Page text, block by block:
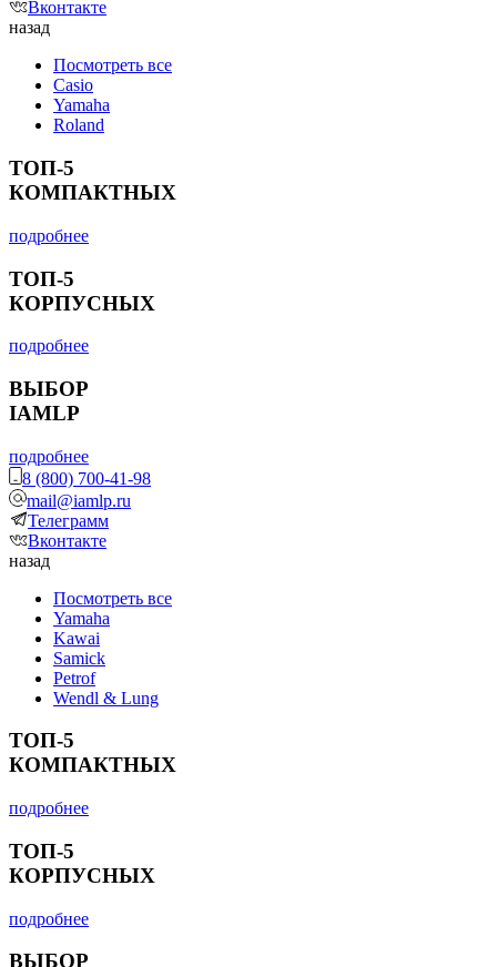
Вконтакте
назад
Посмотреть все
Casio
Yamaha
Roland
ТОП-5
КОМПАКТНЫХ
подробнее
ТОП-5
КОРПУСНЫХ
подробнее
ВЫБОР
IAMLP
подробнее
8 (800) 700-41-98
mail@iamlp.ru
Телеграмм
Вконтакте
назад
Посмотреть все
Yamaha
Kawai
Samick
Petrof
Wendl & Lung
ТОП-5
КОМПАКТНЫХ
подробнее
ТОП-5
КОРПУСНЫХ
подробнее
ВЫБОР